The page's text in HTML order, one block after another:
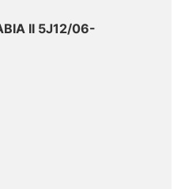
II 5J12/06-